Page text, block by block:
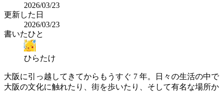
2026/03/23
更新した日
2026/03/23
書いたひと
ひらたけ
大阪に引っ越してきてからもうすぐ 7 年。日々の生活の中で
大阪の文化に触れたり、街を歩いたり、そして有名な場所か